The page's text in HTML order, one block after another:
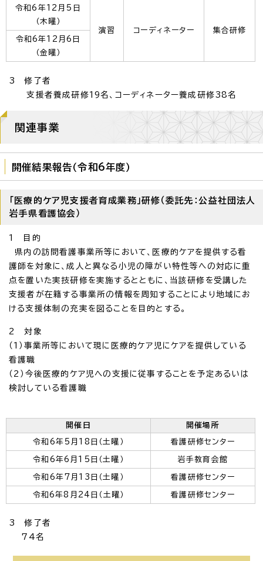
令和6年12月5日
（木曜）
演習
コーディネーター
集合研修
令和6年12月6日
（金曜）
3 修了者
支援者養成研修19名、コーディネーター養成研修38名
関連事業
開催結果報告（令和6年度）
「医療的ケア児支援者育成業務」研修（委託先：公益社団法人
岩手県看護協会）
1 目的
県内の訪問看護事業所等において、医療的ケアを提供する看
護師を対象に、成人と異なる小児の障がい特性等への対応に重
点を置いた実技研修を実施するとともに、当該研修を受講した
支援者が在籍する事業所の情報を周知することにより地域にお
ける支援体制の充実を図ることを目的とする。
2 対象
（1）事業所等において現に医療的ケア児にケアを提供している
看護職
（2）今後医療的ケア児への支援に従事することを予定あるいは
検討している看護職
開催日 開催場所
令和6年5月18日（土曜） 看護研修センター
令和6年6月15日（土曜） 岩手教育会館
令和6年7月13日（土曜） 看護研修センター
令和6年8月24日（土曜） 看護研修センター
3 修了者
74名